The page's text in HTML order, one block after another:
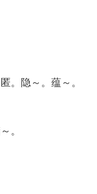
。隐～。蕴～。
。